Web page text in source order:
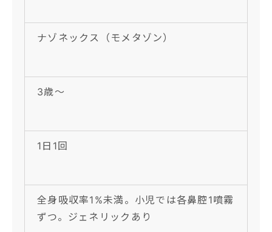
ナゾネックス（モメタゾン）
3歳〜
1日1回
全身吸収率1%未満。小児では各鼻腔1噴霧
ずつ。ジェネリックあり